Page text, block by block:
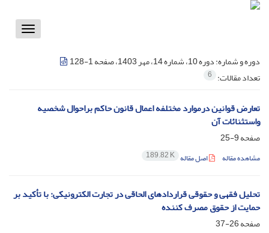
Toggle
دوره و شماره:دوره 10، شماره 14، مهر 1403، صفحه 1-128
تعداد مقالات: 6
تعارض قوانین درموارد مختلفه اعمال قانون حاکم براحوال شخصیه
واستثنائات آن
صفحه9-25
مشاهده مقاله اصل مقاله 189.82 K
تحلیل فقهی و حقوقی قراردادهای الحاقی در تجارت الکترونیکی: با تأکید بر
حمایت از حقوق مصرف کننده
صفحه26-37